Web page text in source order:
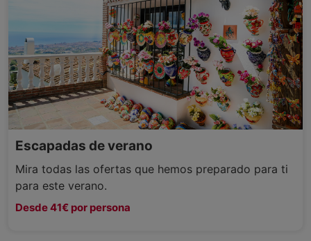
Escapadas de verano
Mira todas las ofertas que hemos preparado para ti
para este verano.
Desde 41€ por persona